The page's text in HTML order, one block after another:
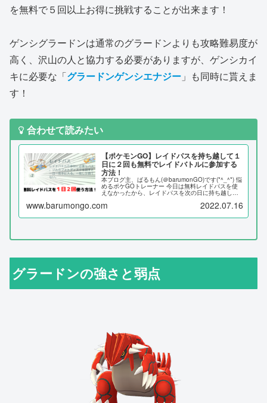
を無料で５回以上お得に挑戦することが出来ます！
ゲンシグラードンは通常のグラードンよりも攻略難易度が
高く、沢山の人と協力する必要がありますが、ゲンシカイ
キに必要な「グラードンゲンシエナジー 」も同時に貰えま
す！
合わせて読みたい
【ポケモンGO】レイドパスを持ち越して１
日に２回も無料でレイドバトルに参加する
方法！
本ブログ主、ばるもん(＠barumonGO)です(*^_^*) 悩
めるポケGOトレーナー 今日は無料レイドパスを使
えなかったから、レイドパスを次の日に持ち越した
２回使う方法を詳しく解説していま...
www.barumongo.com 2022.07.16
グラードンの強さと弱点